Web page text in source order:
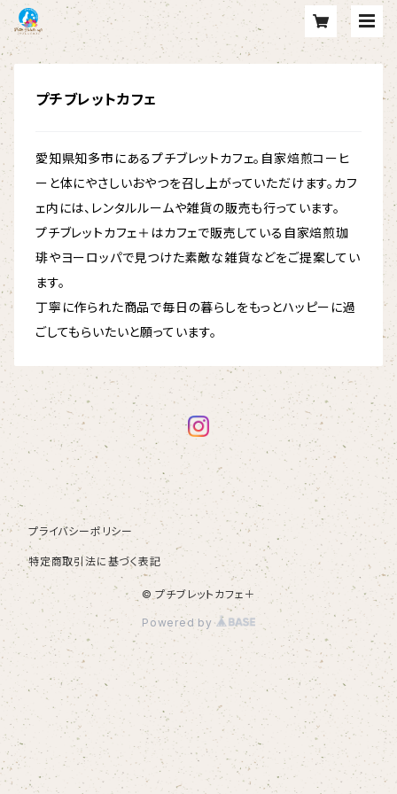
プチブレットカフェ
愛知県知多市にあるプチブレットカフェ。自家焙煎コーヒ
ーと体にやさしいおやつを召し上がっていただけます。カフ
ェ内には、レンタルルームや雑貨の販売も行っています。
プチブレットカフェ＋はカフェで販売している自家焙煎珈
琲やヨーロッパで見つけた素敵な雑貨などをご提案してい
ます。
丁寧に作られた商品で毎日の暮らしをもっとハッピーに過
ごしてもらいたいと願っています。
プライバシーポリシー
特定商取引法に基づく表記
© プチブレットカフェ＋
Powered by